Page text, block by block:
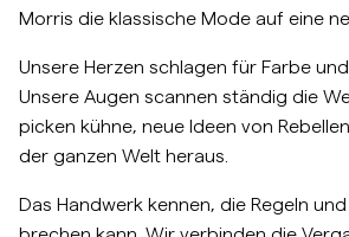
Morris die klassische Mode auf eine
Unsere Herzen schlagen für Farbe
Unsere Augen scannen ständig die
picken kühne, neue Ideen von
der ganzen Welt heraus.
Das Handwerk kennen, die Regeln